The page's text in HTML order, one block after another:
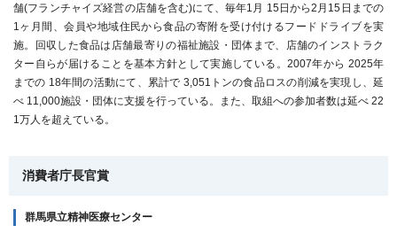
舗(フランチャイズ経営の店舗を含む)にて、毎年1月 15日から2月15日までの
1ヶ月間、会員や地域住民から食品の寄附を受け付けるフードドライブを実
施。回収した食品は店舗最寄りの福祉施設・団体まで、店舗のインストラク
ター自らが届けることを基本方針として実施している。2007年から 2025年
までの 18年間の活動にて、累計で 3,051トンの食品ロスの削減を実現し、延
べ 11,000施設・団体に支援を行っている。また、取組への参加者数は延べ 22
1万人を超えている。
消費者庁長官賞
群馬県立精神医療センター